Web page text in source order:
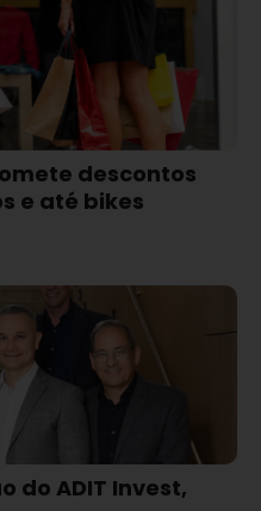
descontos
e até bikes
do ADIT Invest,